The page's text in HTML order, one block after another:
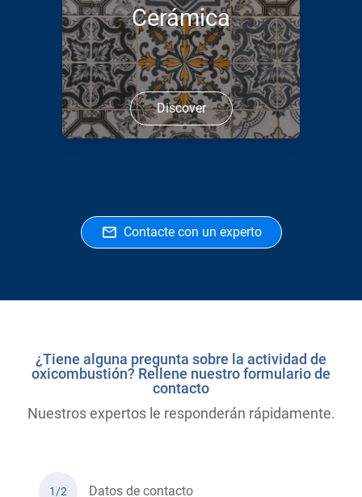
Cerámica
Discover
Contacte con un experto
¿Tiene alguna pregunta sobre la actividad de
oxicombustión? Rellene nuestro formulario de
contacto
Nuestros expertos le responderán rápidamente.
1/2 Datos de contacto